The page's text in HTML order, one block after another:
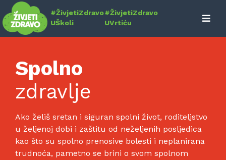
Skip
to
content
#ŽivjetiZdravo
UŠkoli
#ŽivjetiZdravo
UVrtiću
Spolno
zdravlje
Ako želiš sretan i siguran spolni život, roditeljstvo
u željenoj dobi i zaštitu od neželjenih posljedica
kao što su spolno prenosive bolesti i neplanirana
trudnoća, pametno se brini o svom spolnom